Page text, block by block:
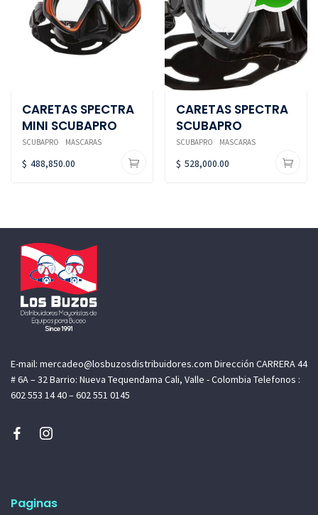
CARETAS SPECTRA
MINI SCUBAPRO
SCUBAPRO MASCARAS
$ 488,850.00
CARETAS SPECTRA
SCUBAPRO
SCUBAPRO MASCARAS
$ 528,000.00
E-mail: mercadeo@losbuzosdistribuidores.com Dirección CARRERA 44
# 6A – 32 Barrio: Nueva Tequendama Cali, Valle - Colombia Telefonos :
602 553 14 40 – 602 551 0145
Paginas